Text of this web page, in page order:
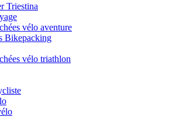
Triestina
vélo aventure
Bikepacking
vélo triathlon